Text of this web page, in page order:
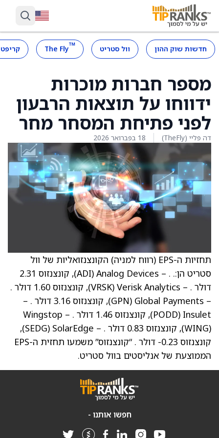
חדשות שוק ההון וול סטריט ™
The Fly
מספר חברות מוכרות
ידווחו על תוצאות הרבעון
לפני פתיחת המסחר מחר
דה פליי (TheFly) 18 בפברואר 2026
תחזיות ה-EPS (רווח למניה) הקונצנזואליות של וול
סטריט הן:. . – Analog Devices ‏(ADI), קונצנזוס 2.31
דולר . – Verisk Analytics ‏(VRSK), קונצנזוס 1.60 דולר .
– Global Payments ‏(GPN), קונצנזוס 3.16 דולר . –
Insulet ‏(PODD), קונצנזוס 1.46 דולר . – Wingstop
‏(WING), קונצנזוס 0.83 דולר . – SolarEdge ‏(SEDG),
קונצנזוס ‎-0.23 דולר . “קונצנזוס” משמעו תחזית ה-EPS
הממוצעת של אנליסטים בוול סטריט.
חפשו אותנו -